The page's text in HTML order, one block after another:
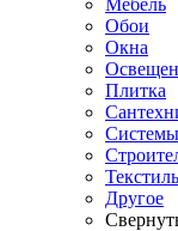
Мебель
Обои
Окна
Плитка
Текстиль
Другое